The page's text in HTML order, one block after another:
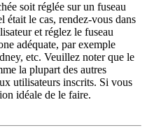
soit réglée sur un fuseau
le cas, rendez-vous dans
et réglez le fuseau
adéquate, par exemple
etc. Veuillez noter que le
la plupart des autres
utilisateurs inscrits. Si vous
idéale de le faire.